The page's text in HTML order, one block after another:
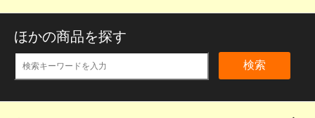
ほかの商品を探す
検索